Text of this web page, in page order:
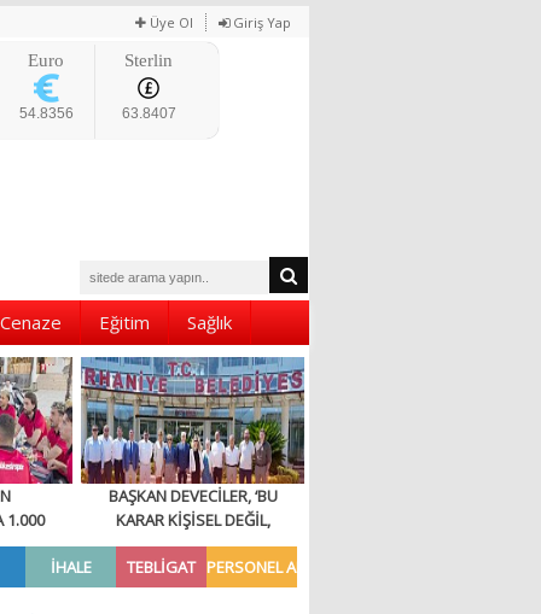
Üye Ol Giriş Yap
Euro
54.8356
Sterlin
63.8407
Cenaze Eğitim Sağlık
1.000
BAŞKAN DEVECİLER, ‘BU
KARAR KİŞİSEL DEĞİL,
İLKESEL BİR DURUŞTUR’